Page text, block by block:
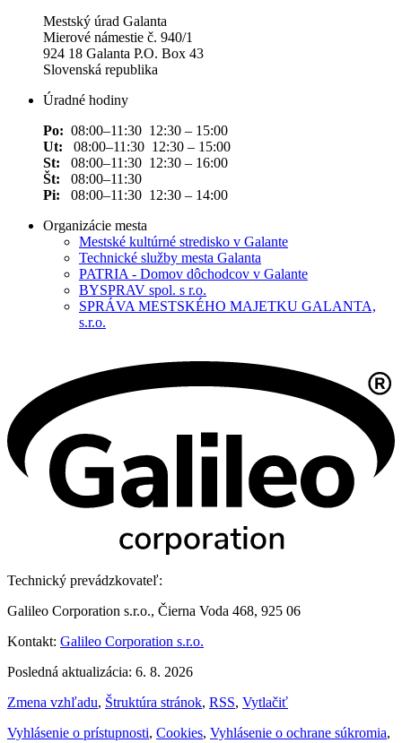
Mestský úrad Galanta
Mierové námestie č. 940/1
924 18 Galanta P.O. Box 43
Slovenská republika
Úradné hodiny
Po: 08:00–11:30 12:30 – 15:00
Ut: 08:00–11:30 12:30 – 15:00
St: 08:00–11:30 12:30 – 16:00
Št: 08:00–11:30
Pi: 08:00–11:30 12:30 – 14:00
Organizácie mesta
Mestské kultúrné stredisko v Galante
Technické služby mesta Galanta
PATRIA - Domov dôchodcov v Galante
BYSPRAV spol. s r.o.
SPRÁVA MESTSKÉHO MAJETKU GALANTA,
s.r.o.
Technický prevádzkovateľ:
Galileo Corporation s.r.o., Čierna Voda 468, 925 06
Kontakt: Galileo Corporation s.r.o.
Posledná aktualizácia: 6. 8. 2026
Zmena vzhľadu, Štruktúra stránok, RSS, Vytlačiť
Vyhlásenie o prístupnosti, Cookies, Vyhlásenie o ochrane súkromia,